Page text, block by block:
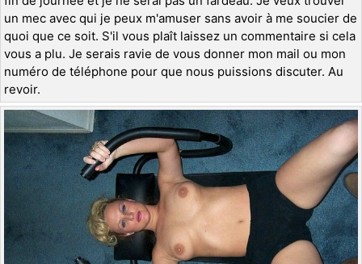
un mec avec qui je peux m'amuser sans avoir à me soucier de
quoi que ce soit. S'il vous plaît laissez un commentaire si cela
vous a plu. Je serais ravie de vous donner mon mail ou mon
numéro de téléphone pour que nous puissions discuter. Au
revoir.